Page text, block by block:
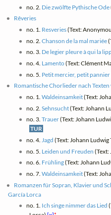
no. 2. Die zwölfte Pythische Ode
Rêveries
no. 1. Resveries(Text:
no. 2. Chanson de la mal mariée
no. 3. De legier pleure à qui la
no. 4. Lamento(Text: Clément
no. 5. Petit mercier, petit pannier
Romantische Chorlieder nach
no. 1. Waldeinsamkeit(Text:
no. 2. Sehnsucht(Text: Johann
no. 3. Trauer(Text: Johann
TUR
no. 4. Jagd (Text: Johann Ludwig
no. 5. Leiden und Freuden (Text:
no. 6. Frühling(Text: Johann
no. 7. Waldeinsamkeit(Text:
Romanzen für Sopran, Klavier und
García Lorca
no. 1. Ich singe nimmer das Lied